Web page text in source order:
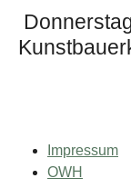
Impressum
OWH